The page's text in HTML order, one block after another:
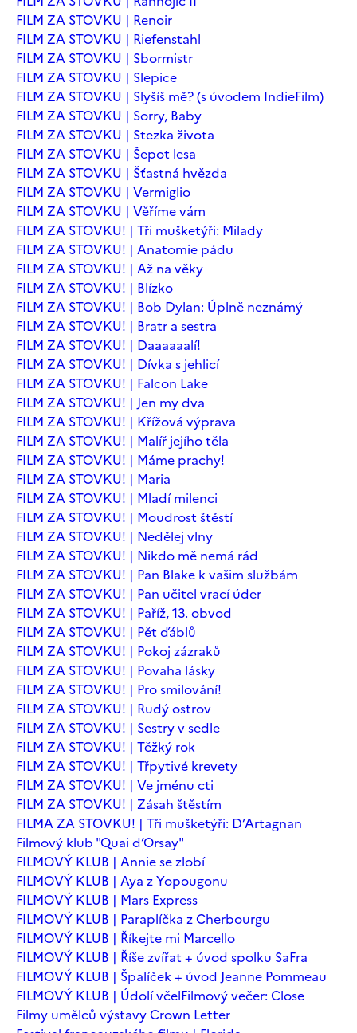
FILM ZA STOVKU | Renoir
FILM ZA STOVKU | Riefenstahl
FILM ZA STOVKU | Sbormistr
FILM ZA STOVKU | Slepice
FILM ZA STOVKU | Slyšíš mě? (s úvodem IndieFilm)
FILM ZA STOVKU | Sorry, Baby
FILM ZA STOVKU | Stezka života
FILM ZA STOVKU | Šepot lesa
FILM ZA STOVKU | Šťastná hvězda
FILM ZA STOVKU | Vermiglio
FILM ZA STOVKU | Věříme vám
FILM ZA STOVKU! | Tři mušketýři: Milady
FILM ZA STOVKU! | Anatomie pádu
FILM ZA STOVKU! | Až na věky
FILM ZA STOVKU! | Blízko
FILM ZA STOVKU! | Bob Dylan: Úplně neznámý
FILM ZA STOVKU! | Bratr a sestra
FILM ZA STOVKU! | Daaaaaalí!
FILM ZA STOVKU! | Dívka s jehlicí
FILM ZA STOVKU! | Falcon Lake
FILM ZA STOVKU! | Jen my dva
FILM ZA STOVKU! | Křížová výprava
FILM ZA STOVKU! | Malíř jejího těla
FILM ZA STOVKU! | Máme prachy!
FILM ZA STOVKU! | Maria
FILM ZA STOVKU! | Mladí milenci
FILM ZA STOVKU! | Moudrost štěstí
FILM ZA STOVKU! | Nedělej vlny
FILM ZA STOVKU! | Nikdo mě nemá rád
FILM ZA STOVKU! | Pan Blake k vašim službám
FILM ZA STOVKU! | Pan učitel vrací úder
FILM ZA STOVKU! | Paříž, 13. obvod
FILM ZA STOVKU! | Pět ďáblů
FILM ZA STOVKU! | Pokoj zázraků
FILM ZA STOVKU! | Povaha lásky
FILM ZA STOVKU! | Pro smilování!
FILM ZA STOVKU! | Rudý ostrov
FILM ZA STOVKU! | Sestry v sedle
FILM ZA STOVKU! | Těžký rok
FILM ZA STOVKU! | Třpytivé krevety
FILM ZA STOVKU! | Ve jménu cti
FILM ZA STOVKU! | Zásah štěstím
FILMA ZA STOVKU! | Tři mušketýři: D’Artagnan
Filmový klub "Quai d’Orsay"
FILMOVÝ KLUB | Annie se zlobí
FILMOVÝ KLUB | Aya z Yopougonu
FILMOVÝ KLUB | Mars Express
FILMOVÝ KLUB | Paraplíčka z Cherbourgu
FILMOVÝ KLUB | Říkejte mi Marcello
FILMOVÝ KLUB | Říše zvířat + úvod spolku SaFra
FILMOVÝ KLUB | Špalíček + úvod Jeanne Pommeau
FILMOVÝ KLUB | Údolí včelFilmový večer: Close
Filmy umělců výstavy Crown Letter